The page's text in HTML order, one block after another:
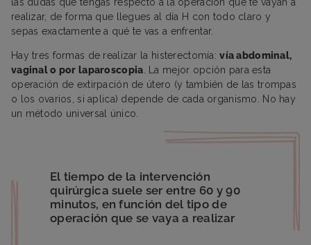
realizar, de forma que llegues al día H con todo claro y
sepas exactamente a qué te vas a enfrentar.
Hay tres formas de realizar la histerectomía:vía abdominal,
vaginal o por laparoscopia . La mejor opción para esta
operación de extirpación de útero (y también de las trompas
o los ovarios, si aplica) depende de cada organismo. No hay
un método universal único.
El tiempo de la intervención
quirúrgica suele ser entre 60 y 90
minutos, en función del tipo de
operación que se vaya a realizar